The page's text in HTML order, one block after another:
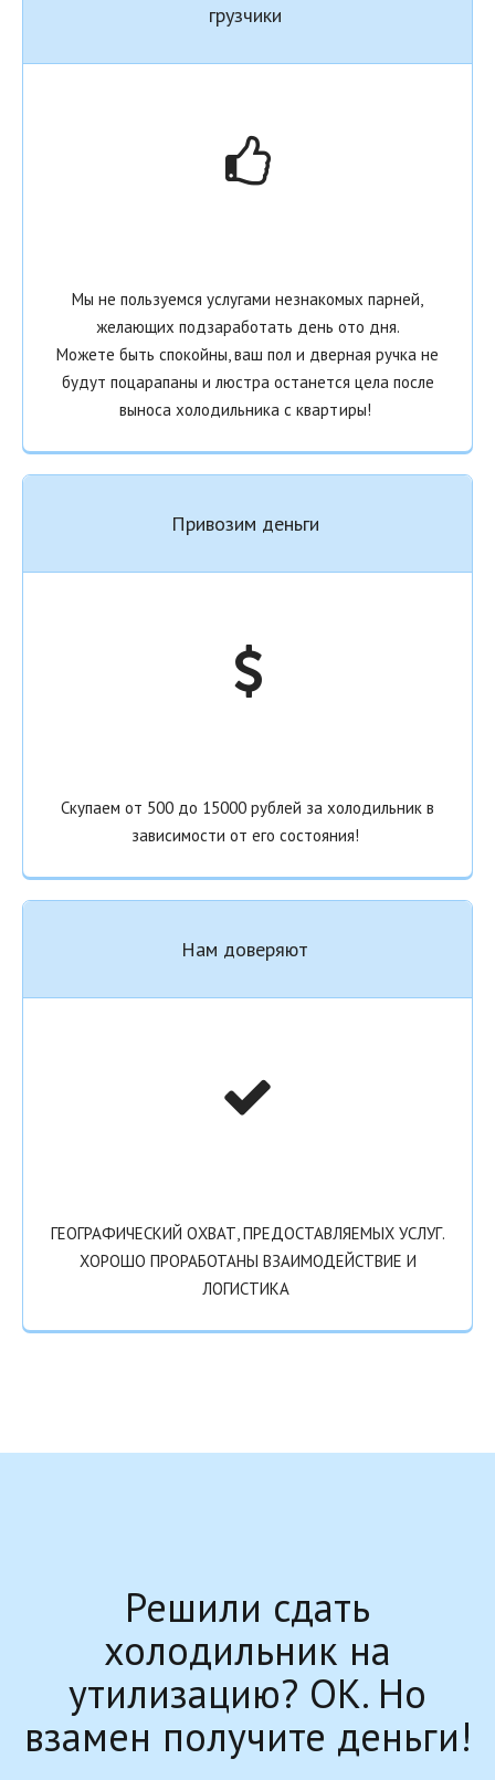
грузчики
Мы не пользуемся услугами незнакомых парней,
желающих подзаработать день ото дня.
Можете быть спокойны, ваш пол и дверная ручка не
будут поцарапаны и люстра останется цела после
выноса холодильника с квартиры!
Привозим деньги
Скупаем от 500 до 15000 рублей за холодильник в
зависимости от его состояния!
Нам доверяют
ГЕОГРАФИЧЕСКИЙ ОХВАТ, ПРЕДОСТАВЛЯЕМЫХ УСЛУГ.
ХОРОШО ПРОРАБОТАНЫ ВЗАИМОДЕЙСТВИЕ И
ЛОГИСТИКА
Решили сдать
холодильник на
утилизацию? ОК. Но
взамен получите деньги!